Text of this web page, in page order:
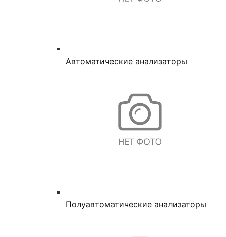
Автоматические анализаторы
Полуавтоматические анализаторы